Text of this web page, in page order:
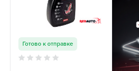
Готово к отправке